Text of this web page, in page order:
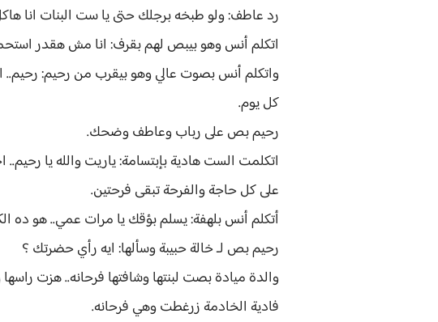
رد عاطف: ولو طبخه برجلك حتى يا ست البنات انا
اتكلم أنس وهو بيبص لهم بقرف: انا مش هقدر
واتكلم أنس بصوت عالي وهو بيقرب من رحيم:
كل يوم.
رحيم بص على رباب وعاطف وضحك.
اتكلمت الست هادية بإبتسامة: ياريت والله يا
على كل حاجة والفرحة تبقى فرحتين.
أتكلم أنس بلهفة: يسلم بؤقك يا مرات عمي.. هو ده
رحيم بص لـ خالة حبيبة وسألها: ايه رأي حضرتك ؟
والدة ميادة بصت لبنتها وشافتها فرحانه.. هزت راسها
فادية الخادمة زرغطت وهي فرحانه.